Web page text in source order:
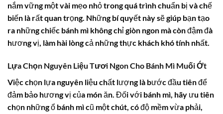
nắm vững một vài mẹo nhỏ trong quá trình chuẩn bị và chế
biến là rất quan trọng. Những bí quyết này sẽ giúp bạn tạo
ra những chiếc bánh mì không chỉ giòn ngon mà còn đậm đà
hương vị, làm hài lòng cả những thực khách khó tính nhất.
Lựa Chọn Nguyên Liệu Tươi Ngon Cho Bánh Mì Muối Ớt
Việc chọn lựa nguyên liệu chất lượng là bước đầu tiên để
đảm bảo hương vị của món ăn. Đối với bánh mì, hãy ưu tiên
chọn những ổ bánh mì cũ một chút, có độ mềm vừa phải,